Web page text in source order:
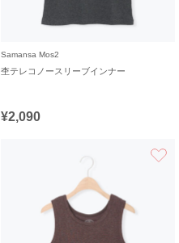
Samansa Mos2
杢テレコノースリーブインナー
¥2,090